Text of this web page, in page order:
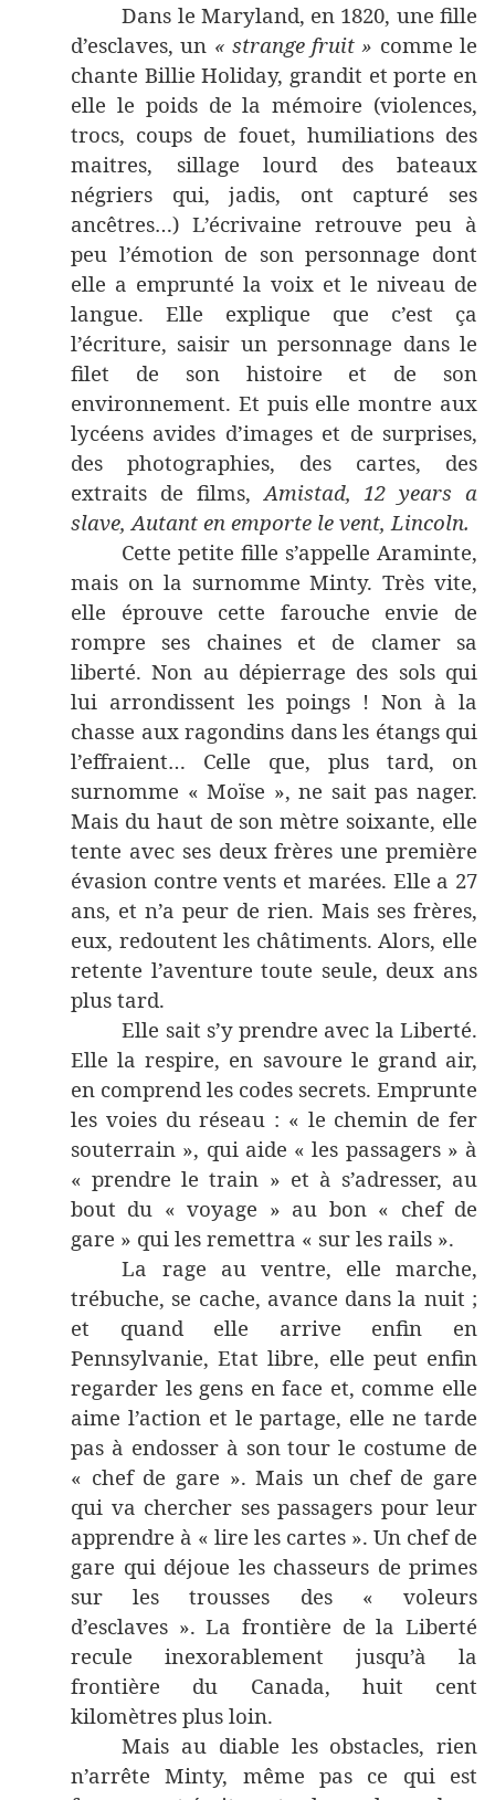
Dans le Maryland, en 1820, une fille
d’esclaves, un « strange fruit » comme le
chante Billie Holiday, grandit et porte en
elle le poids de la mémoire (violences,
trocs, coups de fouet, humiliations des
maitres, sillage lourd des bateaux
négriers qui, jadis, ont capturé ses
ancêtres…) L’écrivaine retrouve peu à
peu l’émotion de son personnage dont
elle a emprunté la voix et le niveau de
langue. Elle explique que c’est ça
l’écriture, saisir un personnage dans le
filet de son histoire et de son
environnement. Et puis elle montre aux
lycéens avides d’images et de surprises,
des photographies, des cartes, des
extraits de films,Amistad, 12 years a
slave, Autant en emporte le vent, Lincoln.
Cette petite fille s’appelle Araminte,
mais on la surnomme Minty. Très vite,
elle éprouve cette farouche envie de
rompre ses chaines et de clamer sa
liberté. Non au dépierrage des sols qui
lui arrondissent les poings ! Non à la
chasse aux ragondins dans les étangs qui
l’effraient… Celle que, plus tard, on
surnomme « Moïse », ne sait pas nager.
Mais du haut de son mètre soixante, elle
tente avec ses deux frères une première
évasion contre vents et marées. Elle a 27
ans, et n’a peur de rien. Mais ses frères,
eux, redoutent les châtiments. Alors, elle
retente l’aventure toute seule, deux ans
plus tard.
Elle sait s’y prendre avec la Liberté.
Elle la respire, en savoure le grand air,
en comprend les codes secrets. Emprunte
les voies du réseau : « le chemin de fer
souterrain », qui aide « les passagers » à
« prendre le train » et à s’adresser, au
bout du « voyage » au bon « chef de
gare » qui les remettra « sur les rails ».
La rage au ventre, elle marche,
trébuche, se cache, avance dans la nuit ;
et quand elle arrive enfin en
Pennsylvanie, Etat libre, elle peut enfin
regarder les gens en face et, comme elle
aime l’action et le partage, elle ne tarde
pas à endosser à son tour le costume de
« chef de gare ». Mais un chef de gare
qui va chercher ses passagers pour leur
apprendre à « lire les cartes ». Un chef de
gare qui déjoue les chasseurs de primes
sur les trousses des « voleurs
d’esclaves ». La frontière de la Liberté
recule inexorablement jusqu’à la
frontière du Canada, huit cent
kilomètres plus loin.
Mais au diable les obstacles, rien
n’arrête Minty, même pas ce qui est